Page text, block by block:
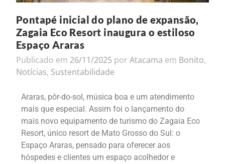
Pontapé inicial do plano de expansão,
Zagaia Eco Resort inaugura o estiloso
Espaço Araras
Publicado em 26/11/2025 por Atacama em Bonito,
Notícias, Sustentabilidade
Araras, pôr-do-sol, música boa e um atendimento
mais que especial. Assim foi o lançamento do
mais novo equipamento de turismo do Zagaia Eco
Resort, único resort de Mato Grosso do Sul: o
Espaço Araras, pensado para oferecer aos
hóspedes e clientes um espaço acolhedor e